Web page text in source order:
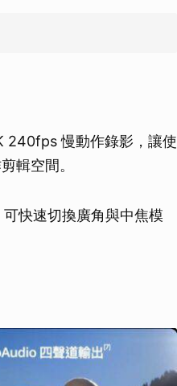
240fps 慢動作錄影，讓使
輯空間。
快速切換廣角與中焦模